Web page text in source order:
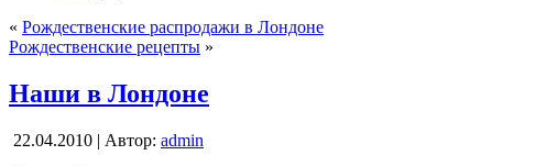
« Рождественские распродажи в Лондоне
Рождественские рецепты »
Наши в Лондоне
22.04.2010 | Автор: admin